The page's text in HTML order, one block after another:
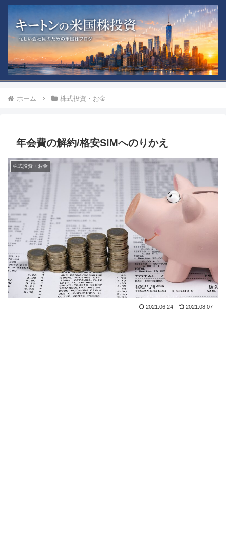
ホーム 株式投資・お金
年会費の解約/格安SIMへのりかえ
株式投資・お金
2021.06.24 2021.08.07